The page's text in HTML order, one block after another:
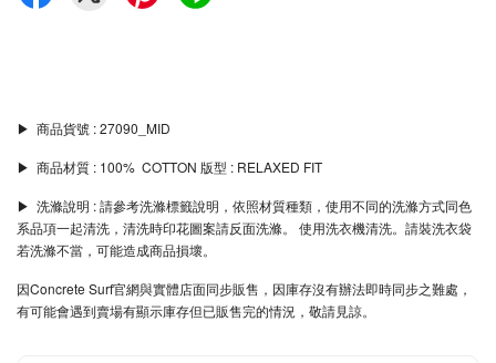
▶︎ 商品貨號 : 27090_MID
▶︎ 商品材質 : 100% COTTON 版型 : RELAXED FIT
▶︎ 洗滌說明 : 請參考洗滌標籤說明，依照材質種類，使用不同的洗滌方式同色
系品項一起清洗，清洗時印花圖案請反面洗滌。 使用洗衣機清洗。請裝洗衣袋
若洗滌不當，可能造成商品損壞。
因Concrete Surf官網與實體店面同步販售，因庫存沒有辦法即時同步之難處，
有可能會遇到賣場有顯示庫存但已販售完的情況，敬請見諒。